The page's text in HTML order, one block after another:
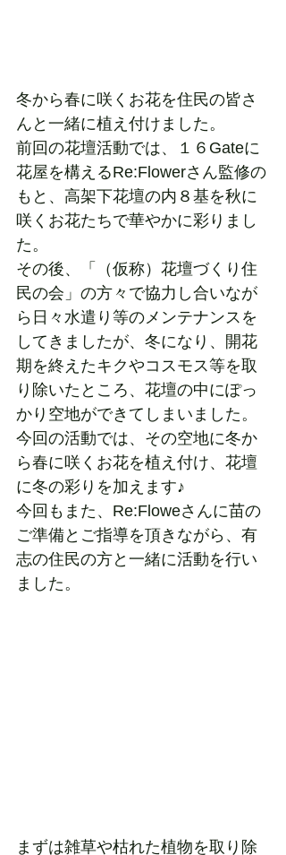
冬から春に咲くお花を住民の皆さ
んと一緒に植え付けました。
前回の花壇活動では、１６Gateに
花屋を構えるRe:Flowerさん監修の
もと、高架下花壇の内８基を秋に
咲くお花たちで華やかに彩りまし
た。
その後、「（仮称）花壇づくり住
民の会」の方々で協力し合いなが
ら日々水遣り等のメンテナンスを
してきましたが、冬になり、開花
期を終えたキクやコスモス等を取
り除いたところ、花壇の中にぽっ
かり空地ができてしまいました。
今回の活動では、その空地に冬か
ら春に咲くお花を植え付け、花壇
に冬の彩りを加えます♪
今回もまた、Re:Floweさんに苗の
ご準備とご指導を頂きながら、有
志の住民の方と一緒に活動を行い
ました。
まずは雑草や枯れた植物を取り除